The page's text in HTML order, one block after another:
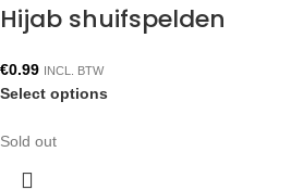
Hijab shuifspelden
€0.99 INCL. BTW
Select options
Sold out